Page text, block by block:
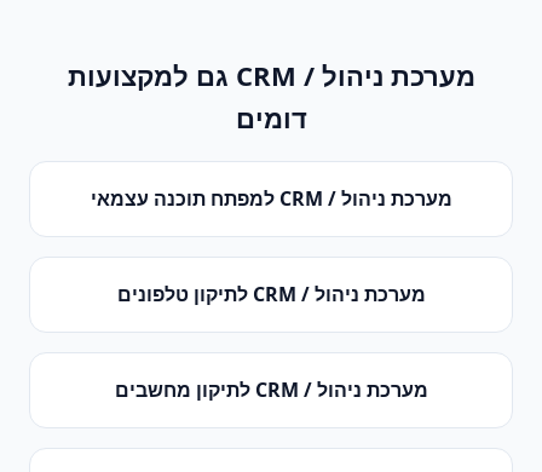
מערכת ניהול / CRM
גם למקצועות
דומים
מערכת ניהול / CRM למפתח תוכנה עצמאי
מערכת ניהול / CRM לתיקון טלפונים
מערכת ניהול / CRM לתיקון מחשבים